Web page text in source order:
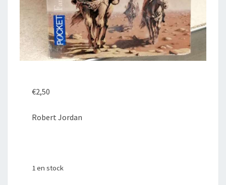
€2,50
Robert Jordan
1 en stock